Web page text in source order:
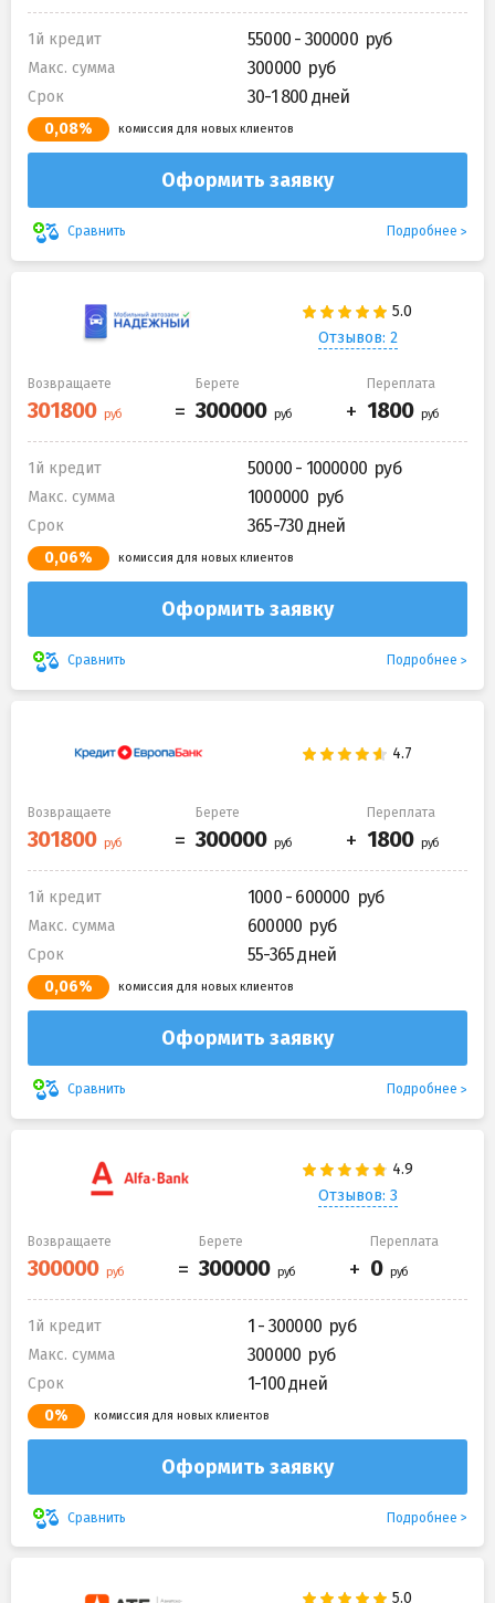
1й кредит 55000 - 300000
Макс. сумма 300000
Срок 30-1 800 дней
0,08% комиссия для новых клиентов
Оформить заявку
Сравнить Подробнее
Отзывов: 2
Возвращаете Берете Переплата
1й кредит 50000 - 1000000
Макс. сумма 1000000
Срок 365-730 дней
0,06% комиссия для новых клиентов
Оформить заявку
Сравнить Подробнее
Возвращаете Берете Переплата
1й кредит 1000 - 600000
Макс. сумма 600000
Срок 55-365 дней
0,06% комиссия для новых клиентов
Оформить заявку
Сравнить Подробнее
Отзывов: 3
Возвращаете Берете Переплата
1й кредит 1 - 300000
Макс. сумма 300000
Срок 1-100 дней
0% комиссия для новых клиентов
Оформить заявку
Сравнить Подробнее